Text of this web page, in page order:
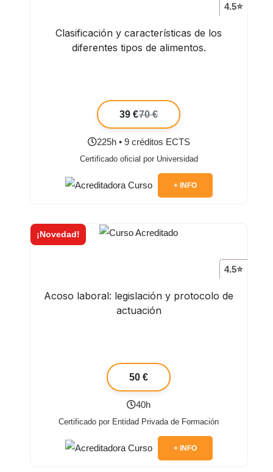
4.5⭐
Clasificación y características de los
diferentes tipos de alimentos.
39 €70 €
225h • 9 créditos ECTS
Certificado oficial por Universidad
+ INFO
¡Novedad!
4.5⭐
Acoso laboral: legislación y protocolo de
actuación
50 €
40h
Certificado por Entidad Privada de Formación
+ INFO